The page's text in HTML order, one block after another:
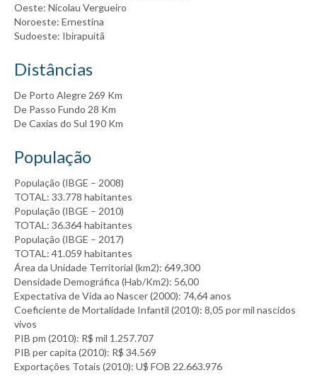
Oeste: Nicolau Vergueiro
Noroeste: Ernestina
Sudoeste: Ibirapuitã
Distâncias
De Porto Alegre 269 Km
De Passo Fundo 28 Km
De Caxias do Sul 190 Km
População
População (IBGE – 2008)
TOTAL: 33.778 habitantes
População (IBGE – 2010)
TOTAL: 36.364 habitantes
População (IBGE – 2017)
TOTAL: 41.059 habitantes
Área da Unidade Territorial (km2): 649,300
Densidade Demográfica (Hab/Km2): 56,00
Expectativa de Vida ao Nascer (2000): 74,64 anos
Coeficiente de Mortalidade Infantil (2010): 8,05 por mil nascidos
vivos
PIB pm (2010): R$ mil 1.257.707
PIB per capita (2010): R$ 34.569
Exportações Totais (2010): U$ FOB 22.663.976